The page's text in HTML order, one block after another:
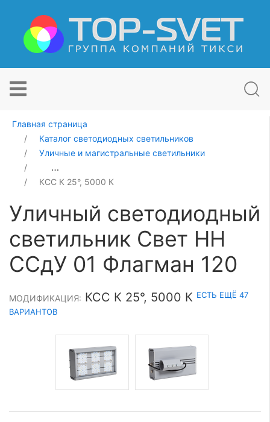
Главная страница
Каталог светодиодных светильников
Уличные и магистральные светильники
Уличный светодиодный светильник Свет НН ССдУ 01
КСС К 25°, 5000 К
Уличный светодиодный
светильник Свет НН
ССдУ 01 Флагман 120
МОДИФИКАЦИЯ: КСС К 25°, 5000 К ЕСТЬ ЕЩЁ 47
ВАРИАНТОВ